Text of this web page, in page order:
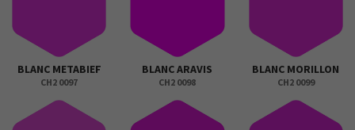
BLANC METABIEF
CH2 0097
BLANC ARAVIS
CH2 0098
BLANC MORILLON
CH2 0099